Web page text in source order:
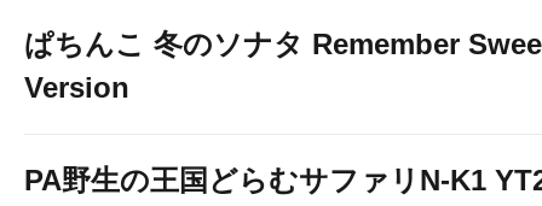
ぱちんこ 冬のソナタ Remember
Version
PA野生の王国どらむサファリN-K1